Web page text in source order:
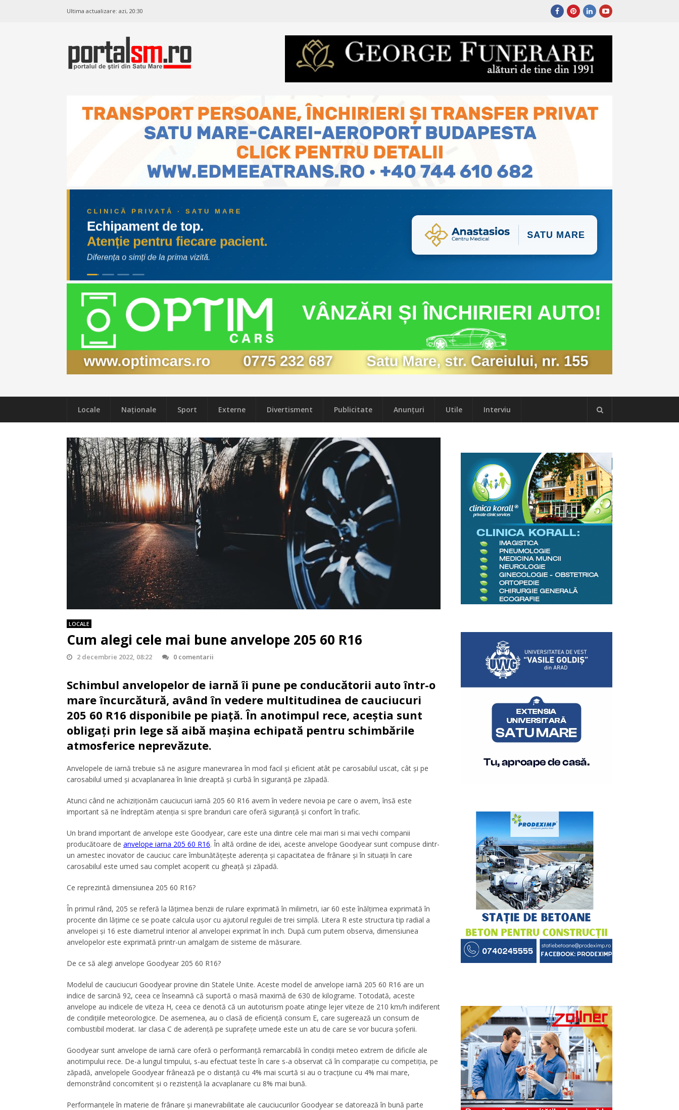
Ultima actualizare: azi, 20:30
Locale Naţionale Sport Externe Divertisment Publicitate Anunțuri Utile Interviu
LOCALE
Cum alegi cele mai bune anvelope 205 60 R16
2 decembrie 2022, 08:22 0 comentarii
Schimbul anvelopelor de iarnă îi pune pe conducătorii auto într-o
mare încurcătură, având în vedere multitudinea de cauciucuri
205 60 R16 disponibile pe piață. În anotimpul rece, aceștia sunt
obligați prin lege să aibă mașina echipată pentru schimbările
atmosferice neprevăzute.
Anvelopele de iarnă trebuie să ne asigure manevrarea în mod facil și eficient atât pe carosabilul uscat, cât și pe
carosabilul umed și acvaplanarea în linie dreaptă și curbă în siguranță pe zăpadă.
Atunci când ne achiziționăm cauciucuri iarnă 205 60 R16 avem în vedere nevoia pe care o avem, însă este
important să ne îndreptăm atenția si spre branduri care oferă siguranță și confort în trafic.
Un brand important de anvelope este Goodyear, care este una dintre cele mai mari si mai vechi companii
producătoare de anvelope iarna 205 60 R16. În altă ordine de idei, aceste anvelope Goodyear sunt compuse dintr-
un amestec inovator de cauciuc care îmbunătățește aderența și capacitatea de frânare și în situații în care
carosabilul este umed sau complet acoperit cu gheață și zăpadă.
Ce reprezintă dimensiunea 205 60 R16?
În primul rând, 205 se referă la lățimea benzii de rulare exprimată în milimetri, iar 60 este înălțimea exprimată în
procente din lățime ce se poate calcula ușor cu ajutorul regulei de trei simplă. Litera R este structura tip radial a
anvelopei și 16 este diametrul interior al anvelopei exprimat în inch. După cum putem observa, dimensiunea
anvelopelor este exprimată printr-un amalgam de sisteme de măsurare.
De ce să alegi anvelope Goodyear 205 60 R16?
Modelul de cauciucuri Goodyear provine din Statele Unite. Aceste model de anvelope iarnă 205 60 R16 are un
indice de sarcină 92, ceea ce înseamnă că suportă o masă maximă de 630 de kilograme. Totodată, aceste
anvelope au indicele de viteza H, ceea ce denotă că un autoturism poate atinge lejer viteze de 210 km/h indiferent
de condițiile meteorologice. De asemenea, au o clasă de eficiență consum E, care sugerează un consum de
combustibil moderat. Iar clasa C de aderență pe suprafețe umede este un atu de care se vor bucura șoferii.
Goodyear sunt anvelope de iarnă care oferă o performanță remarcabilă în condiții meteo extrem de dificile ale
anotimpului rece. De-a lungul timpului, s-au efectuat teste în care s-a observat că în comparație cu competiția, pe
zăpadă, anvelopele Goodyear frânează pe o distanță cu 4% mai scurtă si au o tracțiune cu 4% mai mare,
demonstrând concomitent și o rezistență la acvaplanare cu 8% mai bună.
Performanțele în materie de frânare și manevrabilitate ale cauciucurilor Goodyear se datorează în bună parte